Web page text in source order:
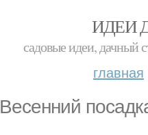
ИДЕИ
садовые идеи, дачный
главная
Весенний